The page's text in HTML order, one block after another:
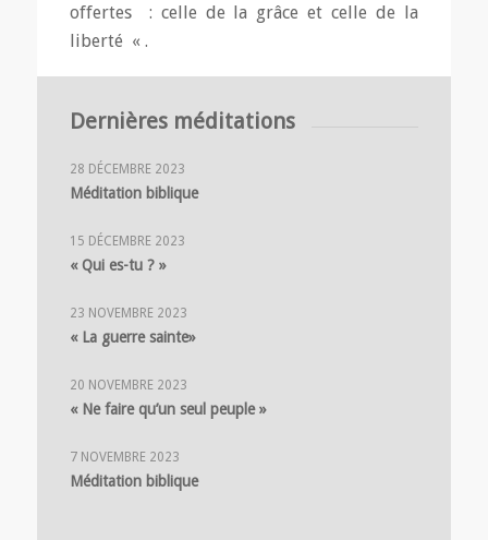
offertes : celle de la grâce et celle de la
liberté « .
Saint-Ferréol-Marseille
Dernières méditations
28 DÉCEMBRE 2023
Méditation biblique
15 DÉCEMBRE 2023
« Qui es-tu ? »
23 NOVEMBRE 2023
« La guerre sainte»
20 NOVEMBRE 2023
« Ne faire qu’un seul peuple »
7 NOVEMBRE 2023
Méditation biblique